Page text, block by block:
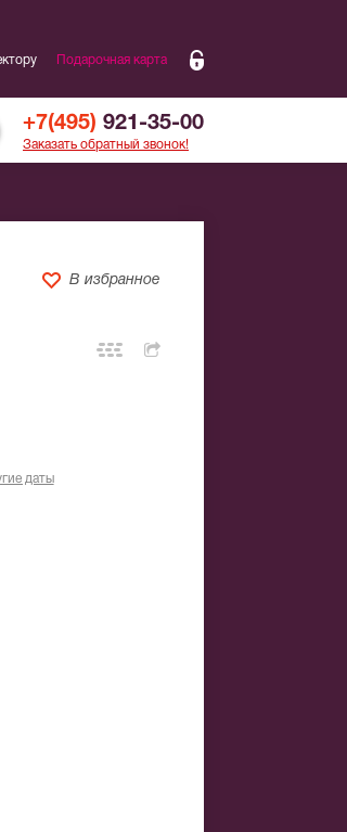
Подарочная карта
+7(495) 921-35-00
Заказать обратный звонок!
В избранное
даты